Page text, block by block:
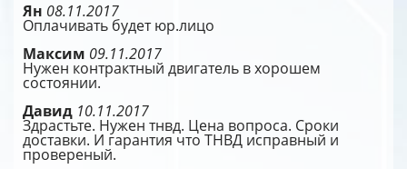
Ян 08.11.2017
Оплачивать будет юр.лицо
Максим 09.11.2017
Нужен контрактный двигатель в хорошем
состоянии.
Давид 10.11.2017
Здрастьте. Нужен тнвд. Цена вопроса. Сроки
доставки. И гарантия что ТНВД исправный и
провереный.